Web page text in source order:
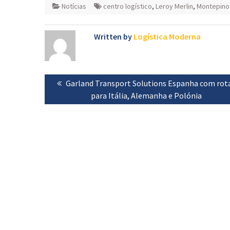
Notícias centro logístico, Leroy Merlin, Montepino
Written by Logística Moderna
Navegação
artigos
Previous
Garland Transport Solutions Espanha com
para Itália, Alemanha e Polónia